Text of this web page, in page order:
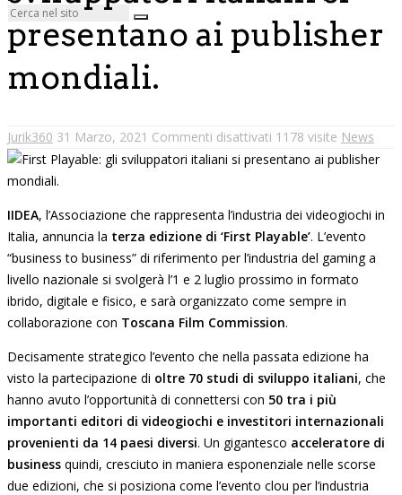
presentano ai publisher
mondiali.
Jurik360 31 Marzo, 2021 Commenti disattivati 1178 visite News
IIDEA, l’Associazione che rappresenta l’industria dei videogiochi in
Italia, annuncia la terza edizione di ‘First Playable’. L’evento
“business to business” di riferimento per l’industria del gaming a
livello nazionale si svolgerà l’1 e 2 luglio prossimo in formato
ibrido, digitale e fisico, e sarà organizzato come sempre in
collaborazione con Toscana Film Commission.
Decisamente strategico l’evento che nella passata edizione ha
visto la partecipazione di oltre 70 studi di sviluppo italiani, che
hanno avuto l’opportunità di connettersi con 50 tra i più
importanti editori di videogiochi e investitori internazionali
provenienti da 14 paesi diversi. Un gigantesco acceleratore di
business quindi, cresciuto in maniera esponenziale nelle scorse
due edizioni, che si posiziona come l’evento clou per l’industria